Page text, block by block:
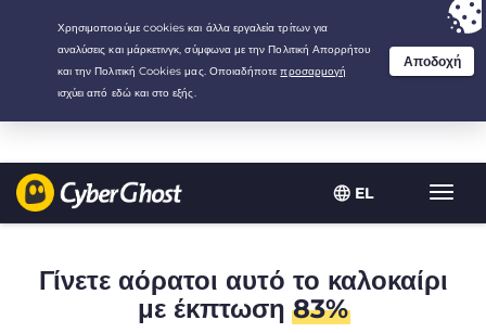
EL
Your choice:The Best Dealfor 2.1666666666667-years at $
/month
Γίνετε αόρατοι αυτό το καλοκαίρι
με έκπτωση83%